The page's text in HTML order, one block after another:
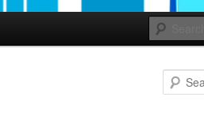
Search